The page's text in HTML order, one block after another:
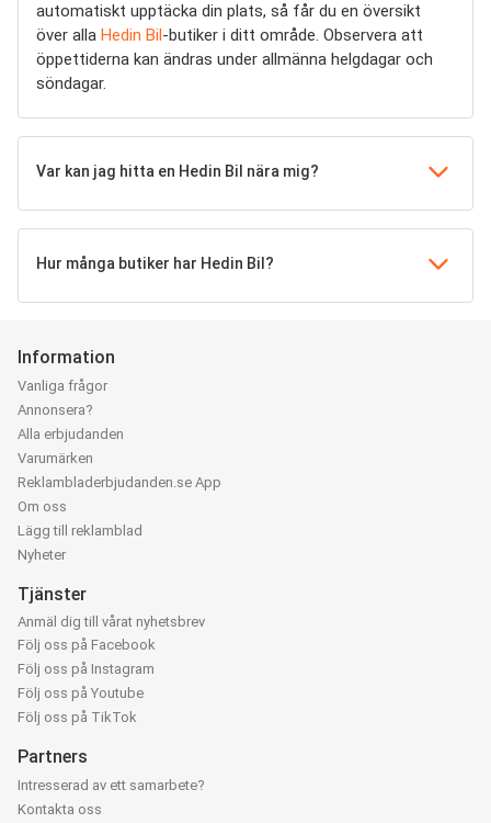
automatiskt upptäcka din plats, så får du en översikt
över alla Hedin Bil-butiker i ditt område. Observera att
öppettiderna kan ändras under allmänna helgdagar och
söndagar.
Var kan jag hitta en Hedin Bil nära mig?
Hur många butiker har Hedin Bil?
Information
Vanliga frågor
Annonsera?
Alla erbjudanden
Varumärken
Reklambladerbjudanden.se App
Om oss
Lägg till reklamblad
Nyheter
Tjänster
Anmäl dig till vårat nyhetsbrev
Följ oss på Facebook
Följ oss på Instagram
Följ oss på Youtube
Följ oss på TikTok
Partners
Intresserad av ett samarbete?
Kontakta oss